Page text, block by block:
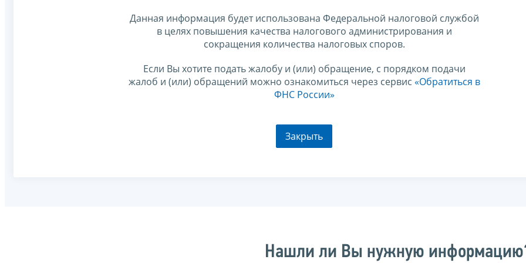
Данная информация будет использована Федеральной налоговой службой
в целях повышения качества налогового администрирования и
сокращения количества налоговых споров.
Если Вы хотите подать жалобу и (или) обращение, с порядком подачи
жалоб и (или) обращений можно ознакомиться через сервис «Обратиться в
ФНС России»
Закрыть
Нашли ли Вы нужную